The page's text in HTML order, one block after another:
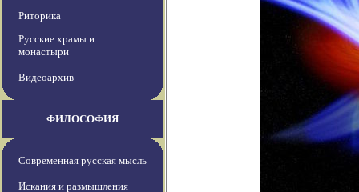
Риторика
Русские храмы и
монастыри
Видеоархив
ФИЛОСОФИЯ
Современная русская мысль
Искания и размышления